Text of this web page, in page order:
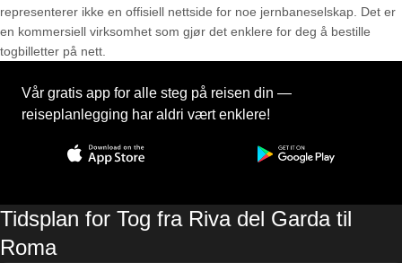
representerer ikke en offisiell nettside for noe jernbaneselskap. Det er
en kommersiell virksomhet som gjør det enklere for deg å bestille
togbilletter på nett.
Vår gratis app for alle steg på reisen din —
reiseplanlegging har aldri vært enklere!
Tidsplan for Tog fra Riva del Garda til
Roma